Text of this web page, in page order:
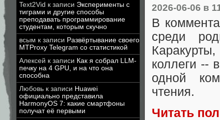
Text2Vid к записи Эксперименты с
тиграми и другие способы
преподавать программирование
студентам, которым скучно
всым к записи Развёртывание своего
MTProxy Telegram со статистикой
Алексей к записи Как я собрал LLM-
печку на 4 GPU, и на что она
способна
Любовь к записи Huawei
официально представила
HarmonyOS 7: какие смартфоны
получат её первыми
2026-06-06 в
В
среди
коллеги --
одной
чтения.
Читать